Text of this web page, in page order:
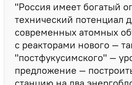
"Россия имеет богатый
технический потенциал
современных атомных
с реакторами нового —
"постфукусимского" —
предложение —